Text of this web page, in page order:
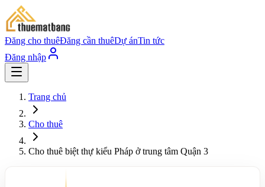
Đăng cho thuêĐăng cần thuêDự ánTin tức
Đăng nhập
Trang chủ
Cho thuê
Cho thuê biệt thự kiểu Pháp ở trung tâm Quận 3